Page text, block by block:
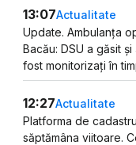
13:07Actualitate
Update. Ambulanța
Bacău: DSU a găsit
fost monitorizați în
12:27Actualitate
Platforma de
săptămâna viitoare.